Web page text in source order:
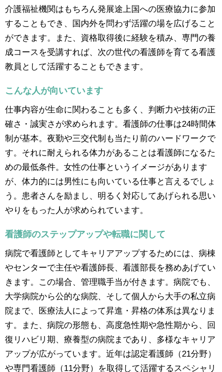
介護福祉機関はもちろん発展途上国への医療協力に参加
することもでき、国内外を問わず活躍の場を広げること
ができます。また、資格取得後に経験を積み、専門の養
成コースを受講すれば、次の世代の看護師を育てる看護
教員として活躍することもできます。
こんな人が向いています
仕事内容が生命に関わることも多く、判断力や技術の正
確さ・誠実さが求められます。看護師の仕事は24時間体
制が基本。夜勤や三交代制も当たり前のハードワークで
す。それに耐えられる体力があることは看護師になるた
めの最低条件。女性の仕事というイメージがあります
が、体力的には男性にも向いている仕事と言えるでしょ
う。患者さんを励まし、明るく対応してあげられる思い
やりをもった人が求められています。
看護師のステップアップや転職に関して
病院で看護師としてキャリアアップするためには、病棟
やセンターで主任や看護師長、看護部長を務めあげてい
きます。この場合、管理職手当が付きます。病院でも、
大学病院から公的な病院、そして個人から大手の私立病
院まで、医療法人によって昇進・昇格の体系は異なりま
す。また、病院の形態も、高度急性期や急性期から、回
復リハビリ期、療養型の病院まであり、多様なキャリア
アップが広がっています。近年は認定看護師（21分野）
や専門看護師（11分野）を取得して活躍するスペシャリ